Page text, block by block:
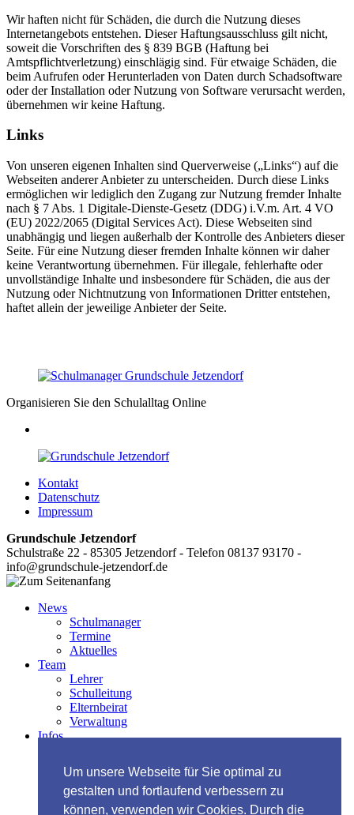
Um unsere Webseite für Sie optimal zu
gestalten und fortlaufend verbessern zu
können, verwenden wir Cookies. Durch die
Wir haften nicht für Schäden, die durch die Nutzung dieses
Internetangebots entstehen. Dieser Haftungsausschluss gilt nicht,
soweit die Vorschriften des § 839 BGB (Haftung bei
Amtspflichtverletzung) einschlägig sind. Für etwaige Schäden, die
beim Aufrufen oder Herunterladen von Daten durch Schadsoftware
oder der Installation oder Nutzung von Software verursacht werden,
übernehmen wir keine Haftung.
Links
Von unseren eigenen Inhalten sind Querverweise („Links“) auf die
Webseiten anderer Anbieter zu unterscheiden. Durch diese Links
ermöglichen wir lediglich den Zugang zur Nutzung fremder Inhalte
nach § 7 Abs. 1 Digitale-Dienste-Gesetz (DDG) i.V.m. Art. 4 VO
(EU) 2022/2065 (Digital Services Act). Diese Webseiten sind
unabhängig und liegen außerhalb der Kontrolle des Anbieters dieser
Seite. Für eine Nutzung dieser fremden Inhalte können wir daher
keine Verantwortung übernehmen. Für illegale, fehlerhafte oder
unvollständige Inhalte und insbesondere für Schäden, die aus der
Nutzung oder Nichtnutzung von Informationen Dritter entstehen,
haftet allein der jeweilige Anbieter der Seite.
Organisieren Sie den Schulalltag Online
Kontakt
Datenschutz
Impressum
Grundschule Jetzendorf
Schulstraße 22 - 85305 Jetzendorf - Telefon 08137 93170 -
info@grundschule-jetzendorf.de
News
Schulmanager
Termine
Aktuelles
Team
Lehrer
Schulleitung
Elternbeirat
Verwaltung
Infos
Mittagsbetreuung
Schulmanager
Beratung
Downloads